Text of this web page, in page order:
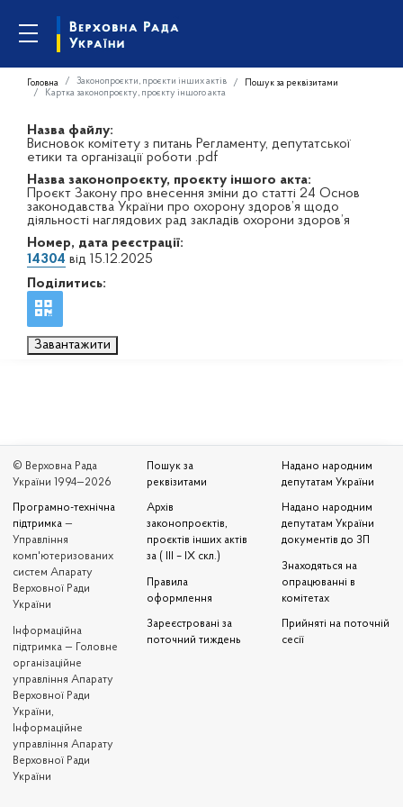
Головна Законопроєкти, проєкти інших актів
Пошук за реквізитами
Картка законопроєкту, проєкту іншого акта
Назва файлу:
Висновок комітету з питань Регламенту, депутатської
етики та організації роботи .pdf
Назва законопроєкту, проєкту іншого акта:
Проєкт Закону про внесення зміни до статті 24 Основ
законодавства України про охорону здоров’я щодо
діяльності наглядових рад закладів охорони здоров’я
Номер, дата реєстрації:
14304 від 15.12.2025
Поділитись:
Завантажити
© Верховна Рада
України 1994—2026
Програмно-технічна
підтримка —
Управління
комп'ютеризованих
систем Апарату
Верховної Ради
України
Iнформаційна
підтримка — Головне
організаційне
управління Апарату
Верховної Ради
України,
Інформаційне
управління Апарату
Верховної Ради
України
Пошук за
реквізитами
Архів
законопроєктів,
проєктів інших актів
за ( III – IX скл.)
Правила
оформлення
Зареєстровані за
поточний тиждень
Надано народним
депутатам України
Надано народним
депутатам України
документів до ЗП
Знаходяться на
опрацюванні в
комітетах
Прийняті на поточній
сесії